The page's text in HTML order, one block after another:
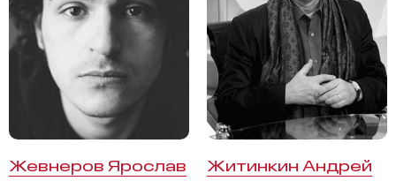
Жевнеров Ярослав
Житинкин Андрей